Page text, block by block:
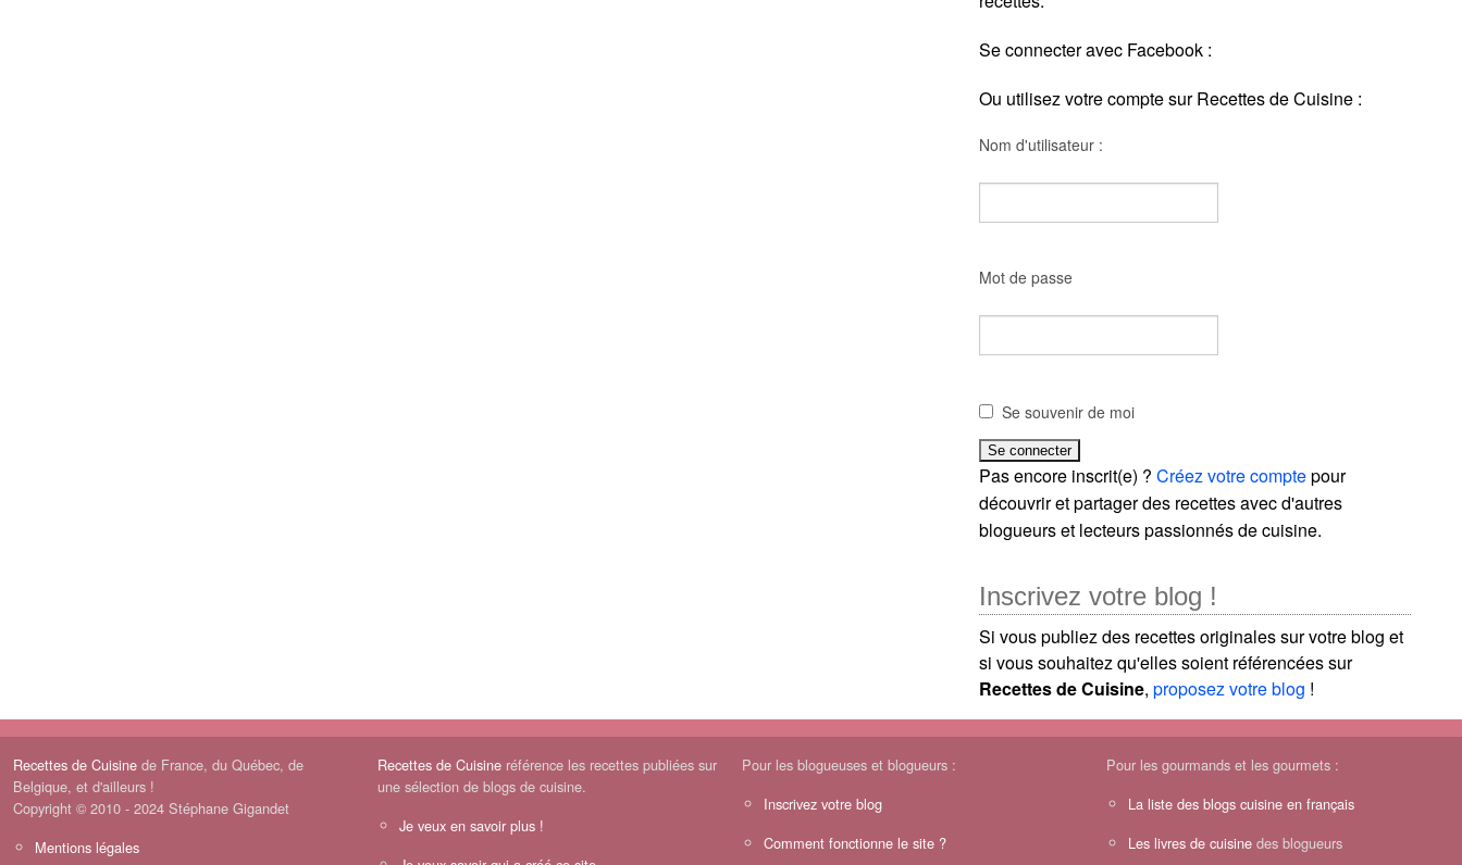
Se connecter avec Facebook :
Ou utilisez votre compte sur Recettes de Cuisine :
Nom d'utilisateur :
Mot de passe
Se souvenir de moi
Pas encore inscrit(e) ?Créez votre comptepour
découvrir et partager des recettes avec d'autres
blogueurs et lecteurs passionnés de cuisine.
Inscrivez votre blog !
Si vous publiez des recettes originales sur votre blog et
si vous souhaitez qu'elles soient référencées sur
Recettes de Cuisine,proposez votre blog !
Recettes de Cuisine de France, du Québec, de
Belgique, et d'ailleurs !
Copyright © 2010 - 2024 Stéphane Gigandet
Mentions légales
Recettes de Cuisine référence les recettes publiées sur
une sélection de blogs de cuisine.
Je veux en savoir plus !
Pour les blogueuses et blogueurs :
Inscrivez votre blog
Comment fonctionne le site ?
Pour les gourmands et les gourmets :
La liste des blogs cuisine en français
Les livres de cuisine des blogueurs